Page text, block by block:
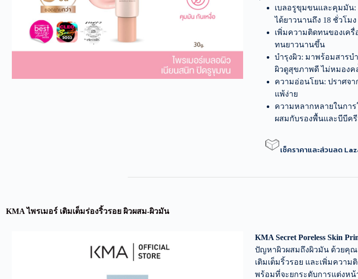
เบลอรูขุมขนและคุมมัน:
ได้ยาวนานถึง 18 ชั่วโมง
เพิ่มความติดทนของเค
ทนยาวนานขึ้น
บำรุงผิว: มาพร้อมสาร
ผิวดูสุขภาพดี ไม่หมองค
ความอ่อนโยน: ปราศจา
แพ้ง่าย
ความหลากหลายในกา
ผสมกับรองพื้นและบีบีค
เช็คราคาและส่วนลด
KMA ไพรเมอร์ เติมเต็มร่องริ้วรอย ผิวผสม-ผิวมัน
KMA Secret Poreless Skin
ปัญหาผิวผสมถึงผิวมัน ด้วยคุ
เติมเต็มริ้วรอย และเพิ่มควา
พร้อมที่จะยกระดับการแต่งห